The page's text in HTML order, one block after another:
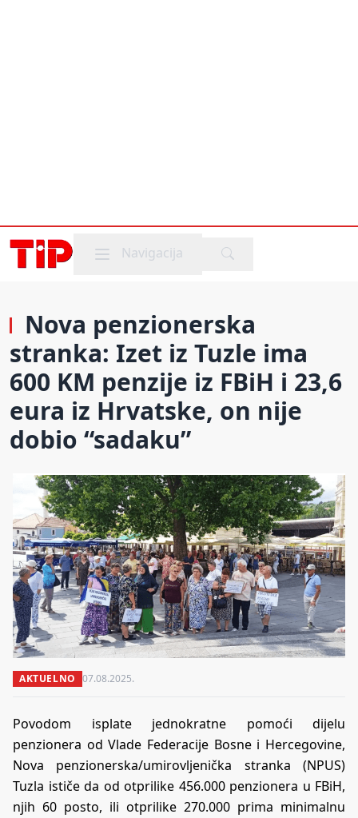
Mobile menu
Navigacija
Nova penzionerska
stranka: Izet iz Tuzle ima
600 KM penzije iz FBiH i 23,6
eura iz Hrvatske, on nije
dobio “sadaku”
AKTUELNO 07.08.2025.
Povodom isplate jednokratne pomoći dijelu
penzionera od Vlade Federacije Bosne i Hercegovine,
Nova penzionerska/umirovljenička stranka (NPUS)
Tuzla ističe da od otprilike 456.000 penzionera u FBiH,
njih 60 posto, ili otprilike 270.000 prima minimalnu